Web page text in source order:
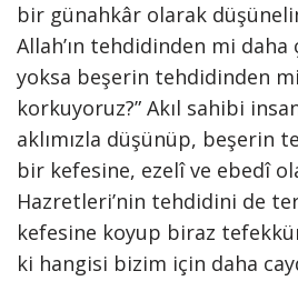
bir günahkâr olarak
Allah’ın tehdidinden mi
yoksa beşerin tehdidinden
korkuyoruz?” Akıl sahibi
aklımızla düşünüp, beşerin
bir kefesine, ezelî ve ebedî
Hazretleri’nin tehdidini de
kefesine koyup biraz
ki hangisi bizim için daha